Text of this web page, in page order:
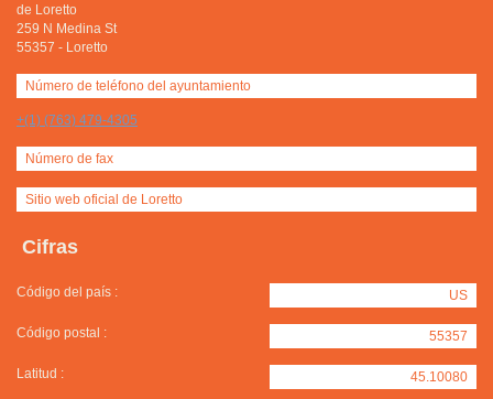
de Loretto
259 N Medina St
55357 - Loretto
Número de teléfono del ayuntamiento
+(1) (763) 479-4305
Número de fax
Sitio web oficial de Loretto
Cifras
Código del país : US
Código postal : 55357
Latitud : 45.10080